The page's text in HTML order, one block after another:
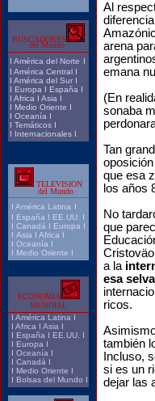
BUSCADORES
del Mundo
I América del Norte I
I América Central I
I América del Sur I
I Europa I España I
I Africa I Asia I
I Medio Oriente I
I Oceanía I
I Temáticos I
I Internacionales I
TELEVISION
del Mundo
I América Latina I
I España I EE.UU.
I
I Canadá I Europa I
I Asia I Africa I
I Oceanía I
I Medio Oriente I
ECONOMIA
MUNDIAL
I América Latina I
I Africa I Asia I
I España I EE.UU.
I
I Europa I
I Oceanía I
I Canadá I
I Medio Oriente I
I Bolsas del Mundo I
Al
arena
emana
(En
sonaba
Tan
que esa
los años
No
que
a la
esa selva
ricos.
también
Incluso,
si es un
dejar las